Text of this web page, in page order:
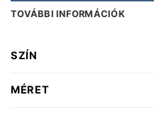
TOVÁBBI INFORMÁCIÓK
SZÍN
MÉRET